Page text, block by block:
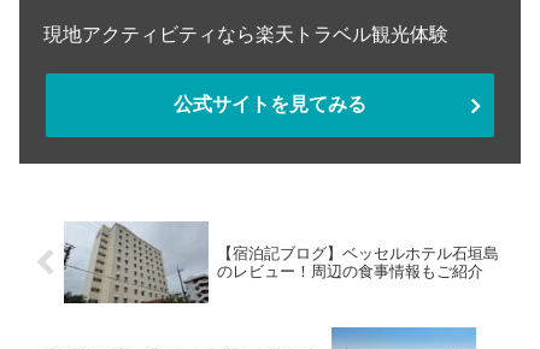
現地アクティビティなら楽天トラベル観光体験
公式サイトを見てみる
【宿泊記ブログ】ベッセルホテル石垣島
のレビュー！周辺の食事情報もご紹介